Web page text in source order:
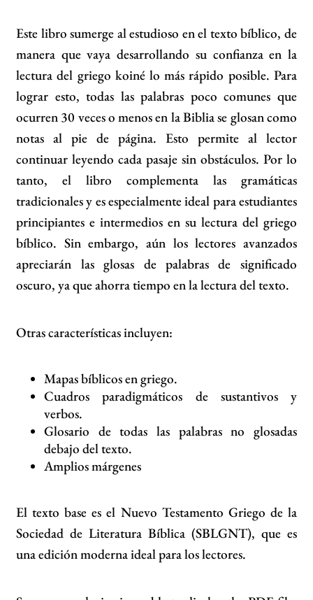
Este libro sumerge al estudioso en el texto bíblico, de
manera que vaya desarrollando su confianza en la
lectura del griego koiné lo más rápido posible. Para
lograr esto, todas las palabras poco comunes que
ocurren 30 veces o menos en la Biblia se glosan como
notas al pie de página. Esto permite al lector
continuar leyendo cada pasaje sin obstáculos. Por lo
tanto, el libro complementa las gramáticas
tradicionales y es especialmente ideal para estudiantes
principiantes e intermedios en su lectura del griego
bíblico. Sin embargo, aún los lectores avanzados
apreciarán las glosas de palabras de significado
oscuro, ya que ahorra tiempo en la lectura del texto.
Otras características incluyen:
Mapas bíblicos en griego.
Cuadros paradigmáticos de sustantivos y
verbos.
Glosario de todas las palabras no glosadas
debajo del texto.
Amplios márgenes
El texto base es el Nuevo Testamento Griego de la
Sociedad de Literatura Bíblica (SBLGNT), que es
una edición moderna ideal para los lectores.